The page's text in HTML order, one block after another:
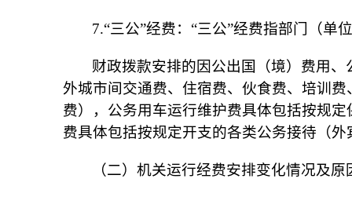
7.“三公”经费：“三公”经费指部门（单
财政拨款安排的因公出国（境）费用
外城市间交通费、住宿费、伙食费、培训
费），公务用车运行维护费具体包括按规
费具体包括按规定开支的各类公务接待（外
（二）机关运行经费安排变化情况及原